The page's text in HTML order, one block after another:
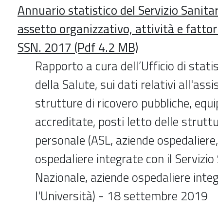
Annuario statistico del Servizio
assetto organizzativo, attività e
SSN. 2017 (Pdf 4.2 MB)
Rapporto a cura dell’Ufficio di
della Salute, sui dati relativi
strutture di ricovero pubbliche,
accreditate, posti letto delle
personale (ASL, aziende
ospedaliere integrate con il
Nazionale, aziende ospedaliere
l'Università) - 18 settembre 2019